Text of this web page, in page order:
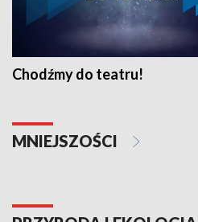
Chodźmy do teatru!
MNIEJSZOŚCI